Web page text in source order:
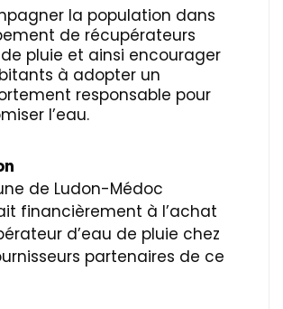
la population dans
de récupérateurs
de pluie et ainsi encourager
à adopter un
responsable pour
l’eau.
de Ludon-Médoc
financièrement à l’achat
d’eau de pluie chez
partenaires de ce